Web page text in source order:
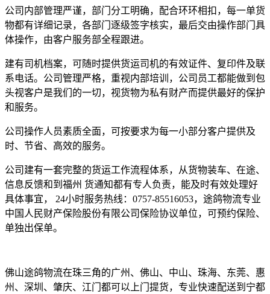
公司内部管理严谨，部门分工明确，配合环环相扣，每一单货
物都有详细记录，各部门逐级签字核实，最后交由操作部门具
体操作，由客户服务部全程跟进。
建有司机档案，可随时提供货运司机的有效证件、复印件及联
系电话。公司管理严格，重视内部培训，公司员工都能做到包
头视客户是我们的一切，视货物为私有财产而提供最好的保护
和服务。
公司操作人员素质全面，可按要求为每一小部分客户提供及
时、节省、高效的服务。
公司建有一套完整的货运工作流程体系，从货物装车、在途、
信息反馈和到福州 货通知都有专人负责，能及时有效处理好
具体事宜， 24小时服务热线： 0757-85516053，途鸽物流专业
中国人民财产保险股份有限公司保险协议单位，可预约保险、
单独出保单。
佛山途鸽物流在珠三角的广州、佛山、中山、珠海、东莞、惠
州、深圳、肇庆、江门都可以上门提货，专业快速配送到宁都